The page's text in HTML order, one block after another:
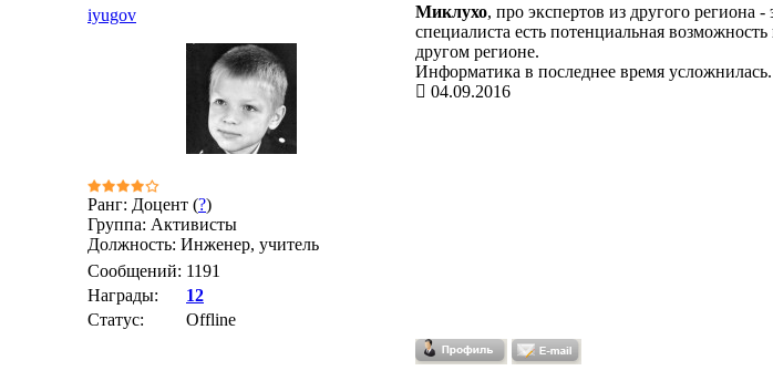
iyugov
Ранг: Доцент (?)
Группа: Активисты
Должность: Инженер, учитель
Сообщений: 1191
Награды:
12
Статус:
Offline
Миклухо, про экспертов из другого региона
специалиста есть потенциальная
другом регионе.
Информатика в последнее время
04.09.2016